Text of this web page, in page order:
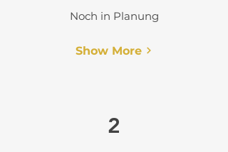
Noch in Planung
Show More
2